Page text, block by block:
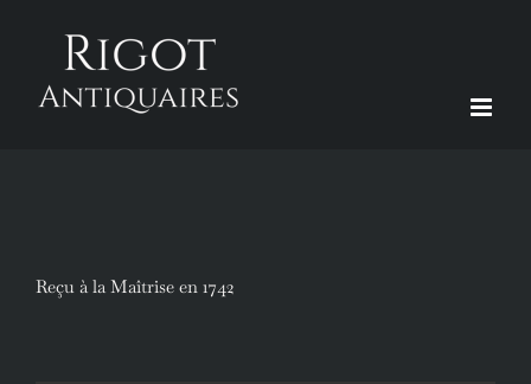
contenu
Reçu à la Maîtrise en 1742